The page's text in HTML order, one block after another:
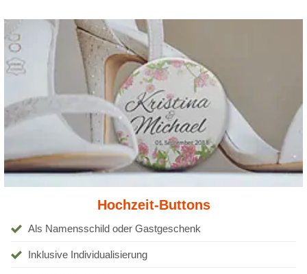
Hochzeit-Buttons
Als Namensschild oder Gastgeschenk
Inklusive Individualisierung